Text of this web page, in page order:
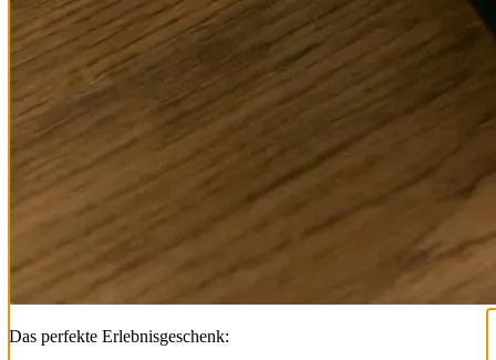
Das perfekte Erlebnisgeschenk: